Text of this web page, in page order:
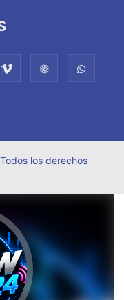
los derechos